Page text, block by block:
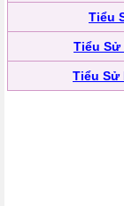
Tiểu
Tiểu Sử
Tiểu Sử